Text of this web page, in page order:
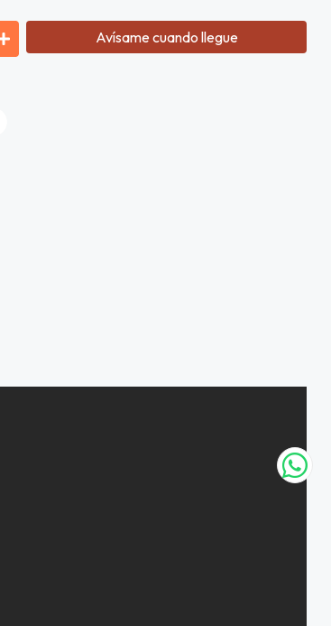
Avísame cuando llegue